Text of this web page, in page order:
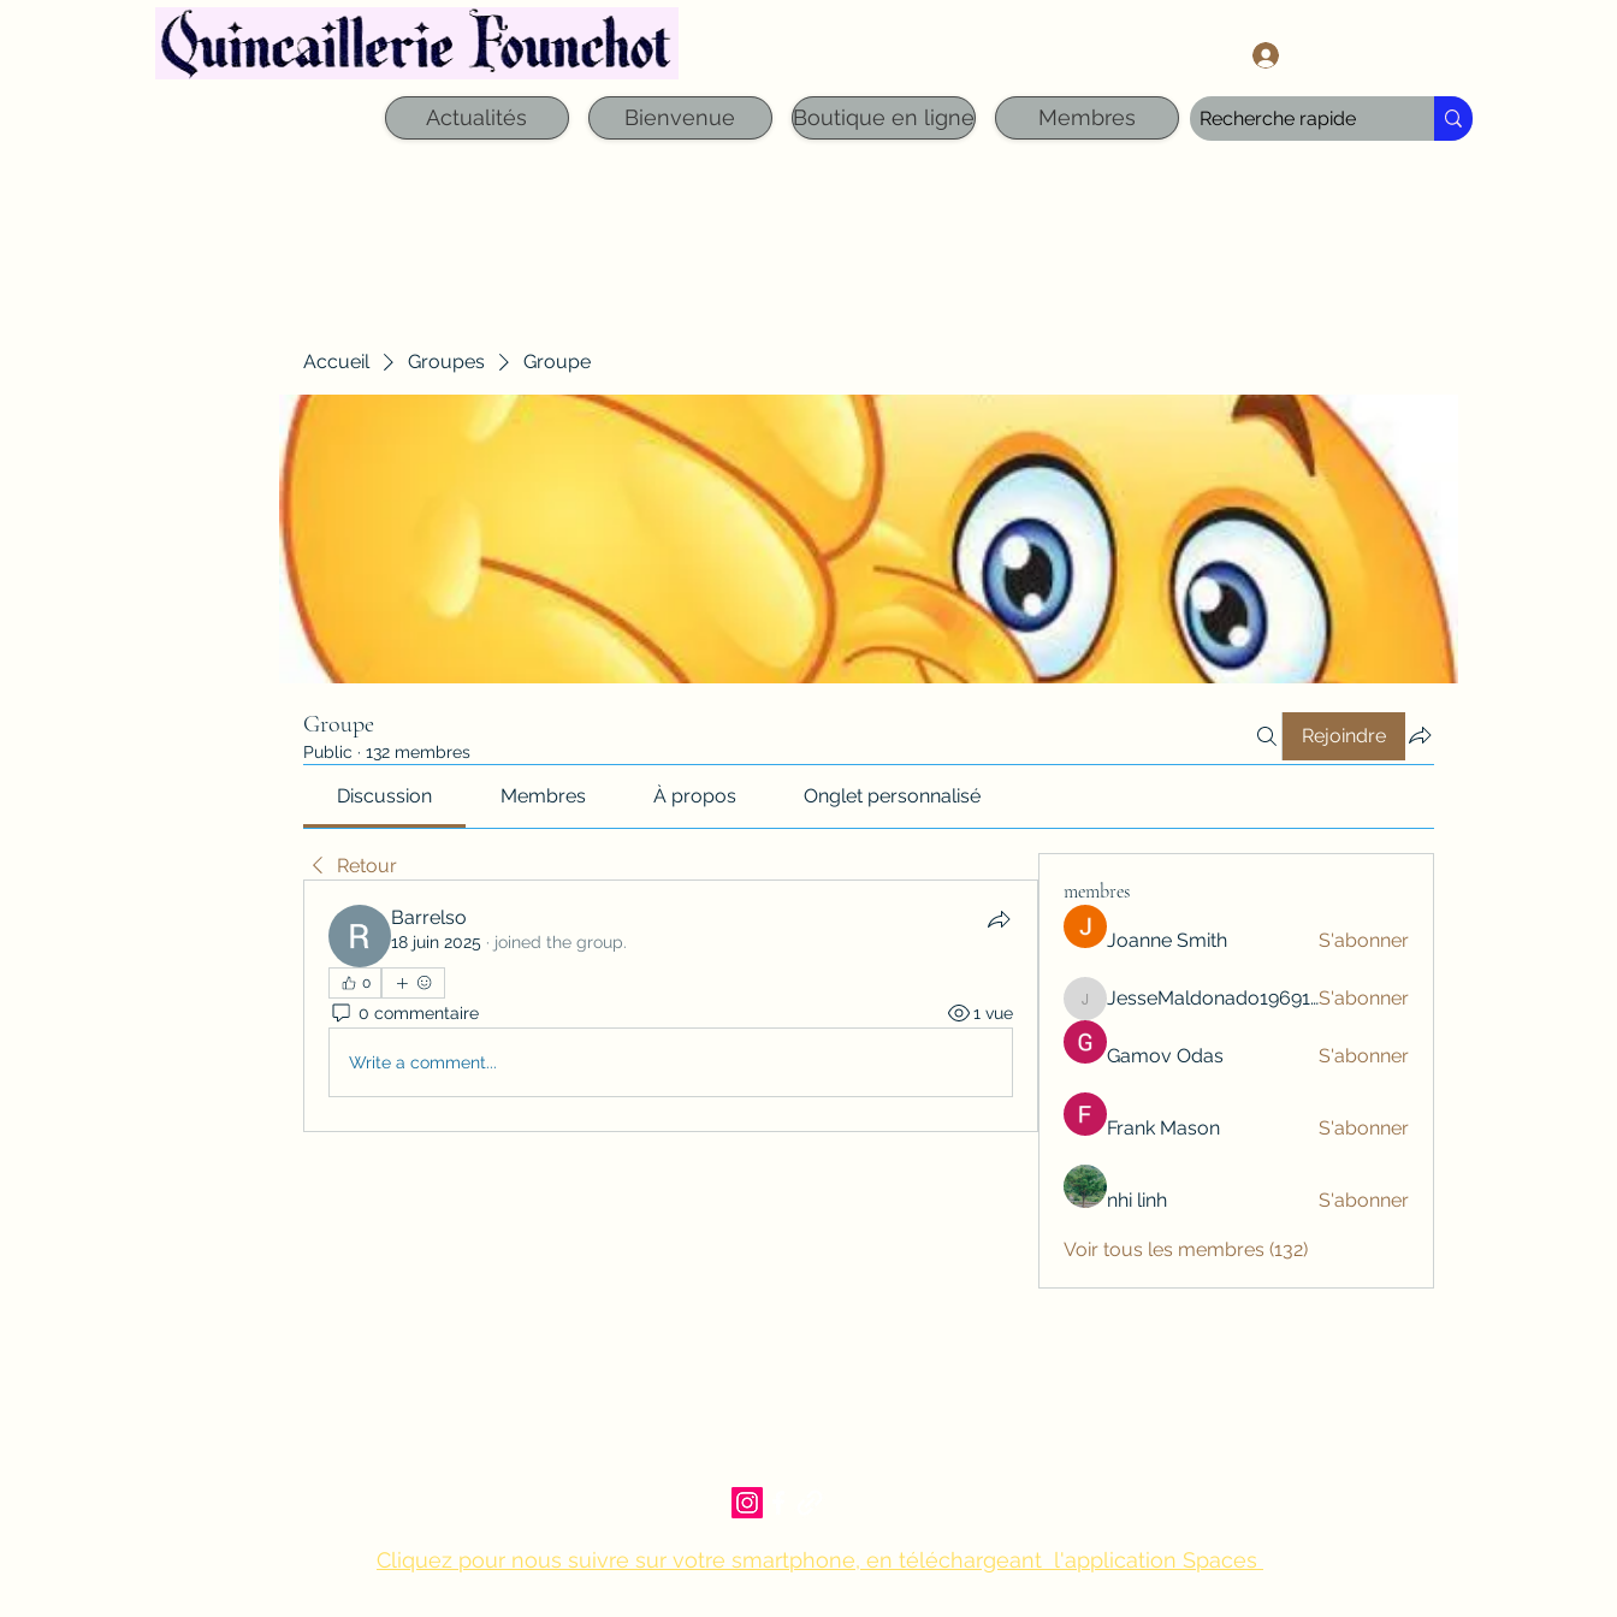
Actualités Bienvenue Boutique en ligne Membres
Accueil Groupes Groupe
Groupe
Public · 132 membres
Rejoindre
Discussion Membres À propos Onglet personnalisé
Retour
Barrelso
18 juin 2025 · joined the group.
0
0 commentaire 1 vue
Write a comment...
membres
Joanne Smith S'abonner
JesseMaldonado1969116
JesseMaldonado1969116S'abonner
Gamov Odas S'abonner
Frank Mason S'abonner
nhi linh S'abonner
Voir tous les membres (132)
Cliquez pour nous suivre sur votre smartphone, en téléchargeant l'application Spaces